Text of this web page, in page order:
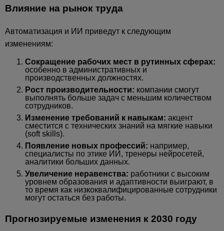
Влияние на рынок труда
Автоматизация и ИИ приведут к следующим
изменениям:
Сокращение рабочих мест в рутинных сферах:
особенно в административных и
производственных должностях.
Рост производительности: компании смогут
выполнять больше задач с меньшим количеством
сотрудников.
Изменение требований к навыкам: акцент
сместится с технических знаний на мягкие навыки
(soft skills).
Появление новых профессий: например,
специалисты по этике ИИ, тренеры нейросетей,
аналитики больших данных.
Увеличение неравенства: работники с высоким
уровнем образования и адаптивности выиграют, в
то время как низкоквалифицированные сотрудники
могут остаться без работы.
Прогнозируемые изменения к 2030 году